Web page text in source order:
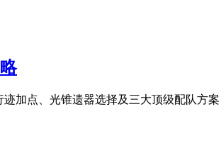
加点、光锥遗器选择及三大顶级配队方